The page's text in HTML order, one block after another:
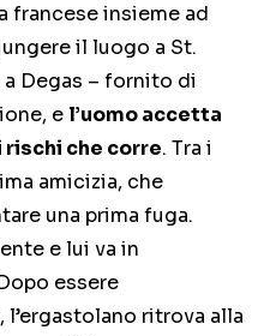
francese insieme ad
il luogo a St.
Degas – fornito di
e l’uomo accetta
rischi che corre. Tra i
amicizia, che
una prima fuga.
e lui va in
essere
ritrova alla